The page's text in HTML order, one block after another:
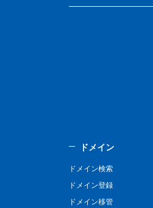
ドメイン
ドメイン検索
ドメイン登録
ドメイン移管